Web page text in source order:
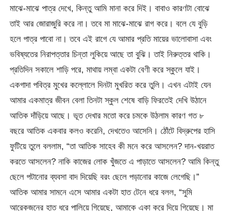
মাঝে-মাঝে পাত্র দেখে, কিন্তু আমি মানা করে দিই। বাবাও কারণটা বোঝে
তাই আর জোরাজুরি করে না। তবে মা মাঝে-মাঝে রাগ করে। বলে যে বুড়ি
হলে পাত্র পাবো না। তবে এই রাগে যে আমার প্রতি মায়ের ভালোবাসা এবং
ভবিষ্যতের নিরাপত্তার চিন্তা লুকিয়ে আছে তা বুঝি। তাই নিরুত্তর থাকি।
প্রতিদিন সকালে শাড়ি পরে, মাথায় লম্বা একটা বেণী করে স্কুলে যাই।
একগাদা পবিত্র মুখের কল্লোলে দিনটা মুখরিত করে তুলি। এখন এটাই যেন
আমার একমাত্র জীবন বেলা তিনটা স্কুল শেষে বাড়ি ফিরতেই দেখি উঠানে
আতিক দাঁড়িয়ে আছে। ভূত দেখার মতো করে চমকে উঠলাম কারণ গত ৮
বছরে আতিক একবার কলও করেনি, দেখতেও আসেনি। ঠোঁটে বিদ্রুপের হাসি
ফুটিয়ে তুলে বললাম, “তা আতিক সাহেব কী মনে করে আসলেন? দান-খয়রাত
করতে আসলেন? নাকি কাজের লোক খুঁজতে এ পাড়াতে আসলেন? আমি কিন্তু
ছেলে পটানোর ব্যবসা বাদ দিয়েছি বরং ছেলে পড়ানোর কাজে লেগেছি।”
আতিক আমার সামনে এসে আমার একটা হাত টেনে ধরে বলল, “সুমি
আরেকজনের হাত ধরে পালিয়ে গিয়েছে, আমাকে একা করে দিয়ে গিয়েছে। মা